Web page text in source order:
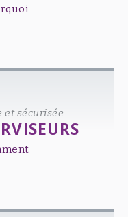
et sécurisée